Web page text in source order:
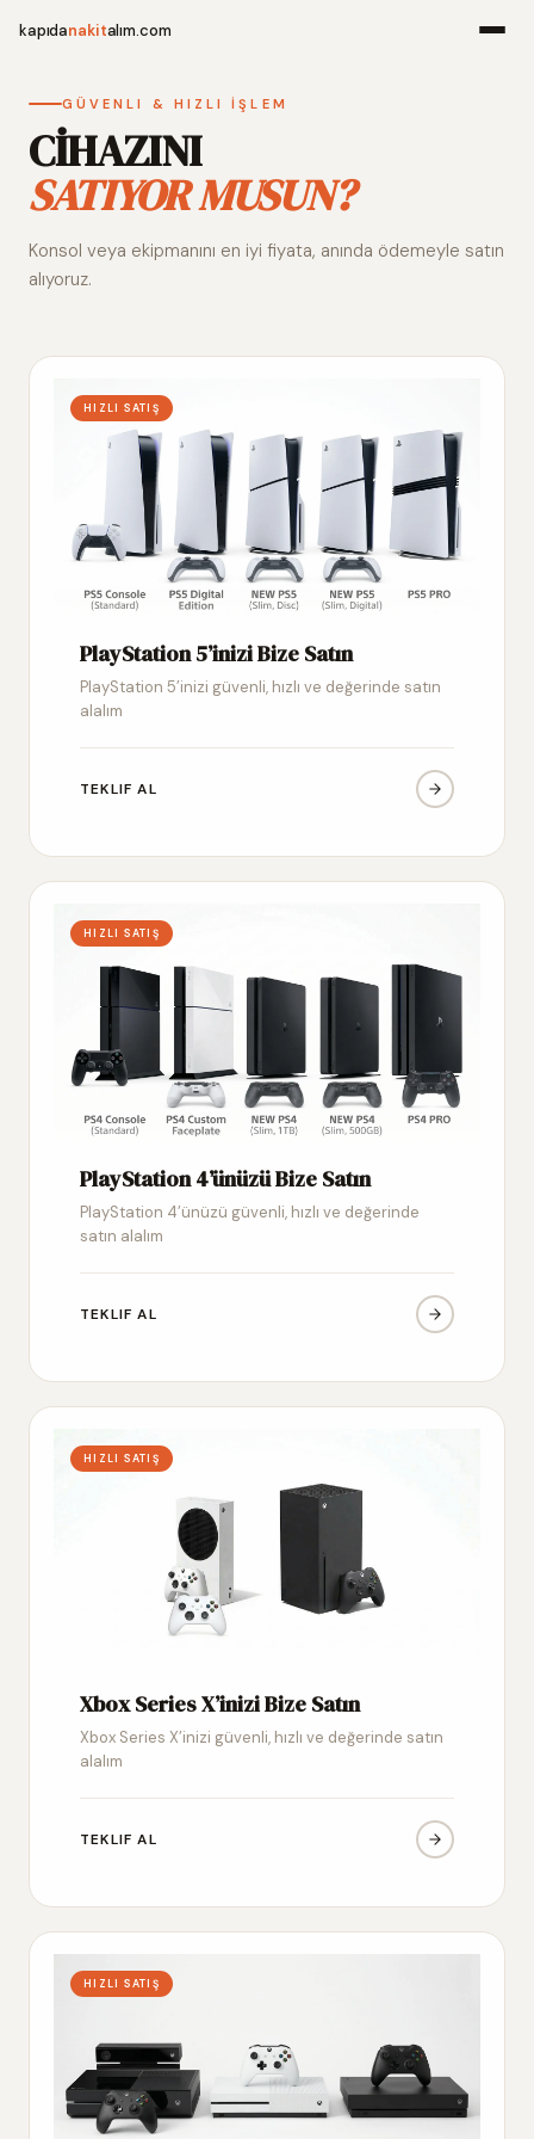
kapıdanakitalım.com
Alım
GÜVENLI & HIZLI İŞLEM
CİHAZINI
SATIYOR MUSUN?
Konsol veya ekipmanını en iyi fiyata, anında ödemeyle satın
alıyoruz.
HIZLI SATIŞ
PlayStation 5’inizi Bize Satın
PlayStation 5’inizi güvenli, hızlı ve değerinde satın
alalım
TEKLIF AL
HIZLI SATIŞ
PlayStation 4’ünüzü Bize Satın
PlayStation 4’ünüzü güvenli, hızlı ve değerinde
satın alalım
TEKLIF AL
HIZLI SATIŞ
Xbox Series X’inizi Bize Satın
Xbox Series X’inizi güvenli, hızlı ve değerinde satın
alalım
TEKLIF AL
HIZLI SATIŞ